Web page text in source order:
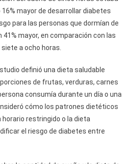
mayor de desarrollar diabetes
para las personas que dormían de
mayor, en comparación con las
a ocho horas.
definió una dieta saludable
de frutas, verduras, carnes
consumía durante un día o una
cómo los patrones dietéticos
restringido o la dieta
el riesgo de diabetes entre